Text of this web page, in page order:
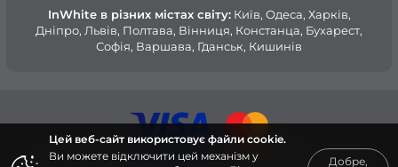
InWhite в різних містах світу:Київ, Одеса, Харків,
Дніпро, Львів, Полтава, Вінниця, Констанца, Бухарест,
Софія, Варшава, Гданськ, Кишинів
Цей веб-сайт використовує файли cookie.
Ви можете відключити цей механізм у
Добре,